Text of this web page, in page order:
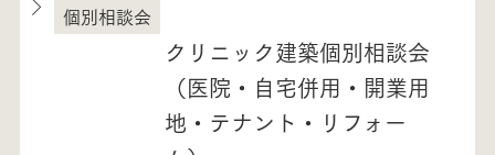
愛媛県
個別相談会
クリニック建築個別相談会
（医院・自宅併用・開業用
地・テナント・リフォー